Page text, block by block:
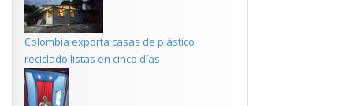
Colombia exporta casas de plástico
reciclado listas en cinco días